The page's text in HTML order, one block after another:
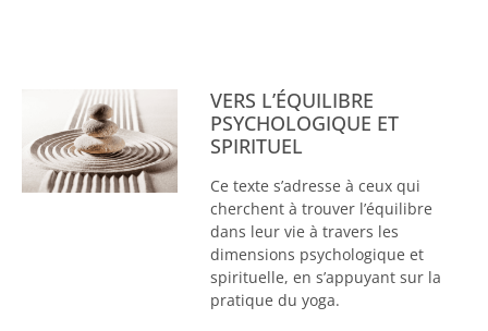
VERS L’ÉQUILIBRE
PSYCHOLOGIQUE ET
SPIRITUEL
Ce texte s’adresse à ceux qui
cherchent à trouver l’équilibre
dans leur vie à travers les
dimensions psychologique et
spirituelle, en s’appuyant sur la
pratique du yoga.